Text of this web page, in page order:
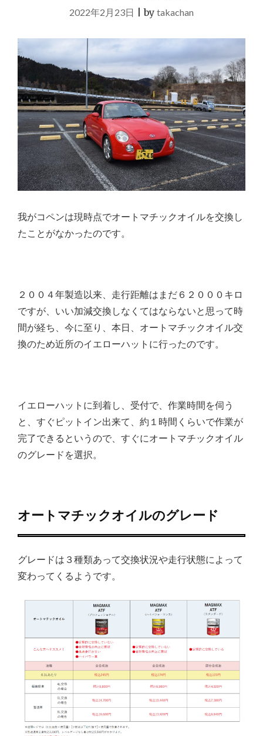
2022年2月23日 |by takachan
我がコペンは現時点でオートマチックオイルを交換し
たことがなかったのです。
２００４年製造以来、走行距離はまだ６２０００キロ
ですが、いい加減交換しなくてはならないと思って時
間が経ち、今に至り、本日、オートマチックオイル交
換のため近所のイエローハットに行ったのです。
イエローハットに到着し、受付で、作業時間を伺う
と、すぐピットイン出来て、約１時間くらいで作業が
完了できるというので、すぐにオートマチックオイル
のグレードを選択。
オートマチックオイルのグレード
グレードは３種類あって交換状況や走行状態によって
変わってくるようです。